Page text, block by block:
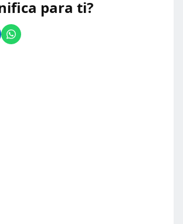
para ti?